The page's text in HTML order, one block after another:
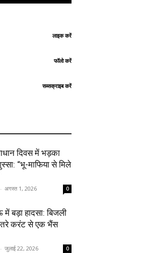
लाइक करें
फॉलो करें
सब्सक्राइब करें
दिवस में भड़का
“भू-माफिया से मिले
- अगस्त 1, 2026 0
में बड़ा हादसा: बिजली
करंट से एक भैंस
- जुलाई 22, 2026 0